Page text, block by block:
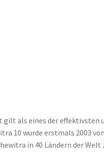
gilt als eines der effektivsten
10 wurde erstmals 2003
in 40 Ländern der Welt